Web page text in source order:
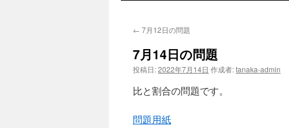
← 7月12日の問題
7月14日の問題
投稿日:2022年7月14日 作成者:tanaka-admin
比と割合の問題です。
問題用紙